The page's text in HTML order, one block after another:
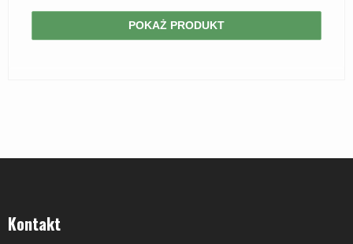
POKAŻ PRODUKT
Kontakt